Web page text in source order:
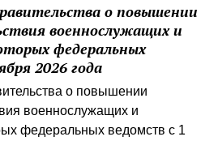
о повышении
военнослужащих и
федеральных
2026 года
о повышении
военнослужащих и
федеральных ведомств с 1